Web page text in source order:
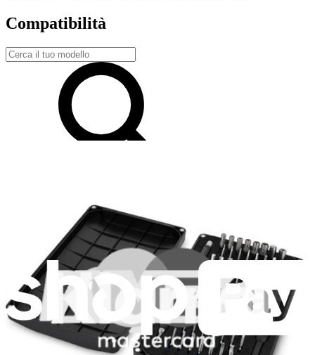
Compatibilità
Philips HU2510 Air Purifier
Prodotti in vetrina
Pro Tech Toolkit